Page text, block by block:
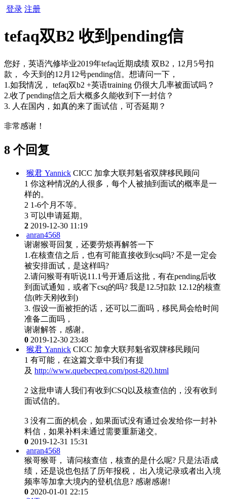
登录 注册
tefaq双B2 收到pending信
您好，英语汽修毕业2019年tefaq近期成绩 双B2，12月5号扣
款， 今天到的12月12号pending信。想请问一下，
1.如我情况， tefaq双b2 +英语training 仍很大几率被面试吗？
2.收了pending信之后大概多久能收到下一封信？
3. 人在国内，如真的来了面试信，可否延期？
非常感谢！
8 个回复
猴君 Yannick CICC 加拿大联邦魁省双牌移民顾问
1 你这种情况的人很多，每个人被抽到面试的概率是一
样的。
2 1-6个月不等。
3 可以申请延期。
2 2019-12-30 11:19
anran4568
谢谢猴哥回复，还要劳烦再解答一下
1.在核查信之后，也有可能直接收到csq吗? 不是一定会
被安排面试，是这样吗?
2.请问猴哥有听说11.1号开通后这批，有在pending后收
到面试通知，或者下csq的吗? 我是12.5扣款 12.12的核查
信(昨天刚收到)
3. 假设一面被拒的话，还可以二面吗，移民局会给时间
准备二面吗，
谢谢解答，感谢。
0 2019-12-30 23:48
猴君 Yannick CICC 加拿大联邦魁省双牌移民顾问
1 有可能，在这篇文章中我们有提
及 http://www.quebecpeq.com/post-820.html
2 这批申请人我们有收到CSQ以及核查信的，没有收到
面试信的。
3 没有二面的机会，如果面试没有通过会发给你一封补
料信，如果补料未通过需要重新递交。
0 2019-12-31 15:31
anran4568
猴哥猴哥， 请问核查信，核查的是什么呢? 只是法语成
绩，还是说也包括了历年报税， 出入境记录或者出入境
频率等加拿大境内的登机信息? 感谢感谢!
0 2020-01-01 22:15